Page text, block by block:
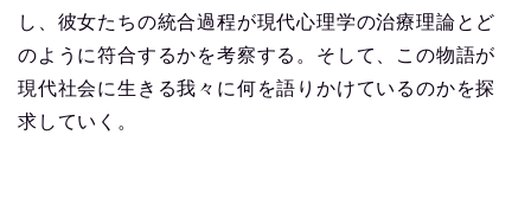
し、彼女たちの統合過程が現代心理学の治療理論とど
のように符合するかを考察する。そして、この物語が
現代社会に生きる我々に何を語りかけているのかを探
求していく。